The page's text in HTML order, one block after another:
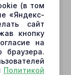
(в том
«Яндекс-
сайт
кнопку
на
браузера.
Политикой